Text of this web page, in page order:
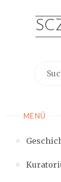
springen
MENÜ